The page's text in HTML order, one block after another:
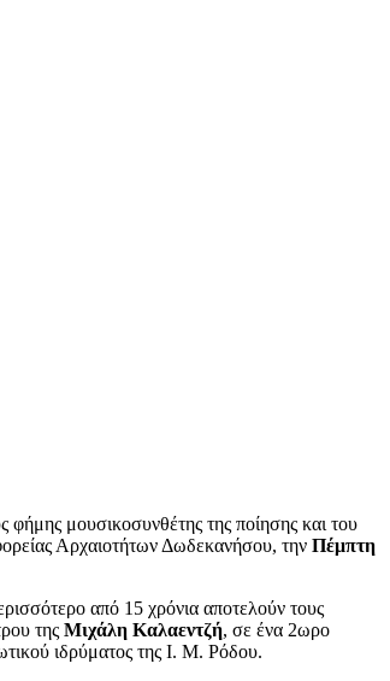
μουσικοσυνθέτης της ποίησης και του
Αρχαιοτήτων Δωδεκανήσου, την Πέμπτη
από 15 χρόνια αποτελούν τους
της Μιχάλη Καλαεντζή, σε ένα 2ωρο
ιδρύματος της Ι. Μ. Ρόδου.